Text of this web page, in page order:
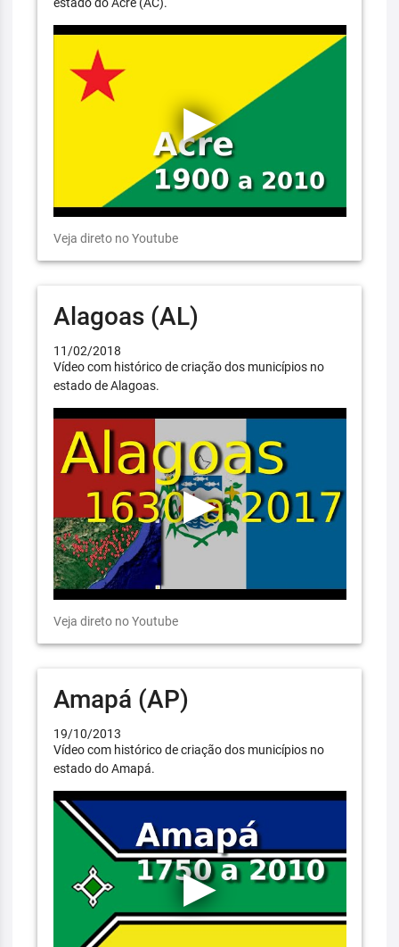
Veja direto no Youtube
Alagoas (AL)
11/02/2018
Vídeo com histórico de criação dos municípios no
estado de Alagoas.
Veja direto no Youtube
Amapá (AP)
19/10/2013
Vídeo com histórico de criação dos municípios no
estado do Amapá.